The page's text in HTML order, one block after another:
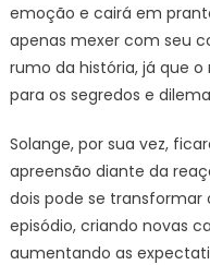
emoção e cairá em
apenas mexer com seu
rumo da história, já que
para os segredos e
Solange, por sua vez,
apreensão diante da
dois pode se
episódio, criando novas
aumentando as